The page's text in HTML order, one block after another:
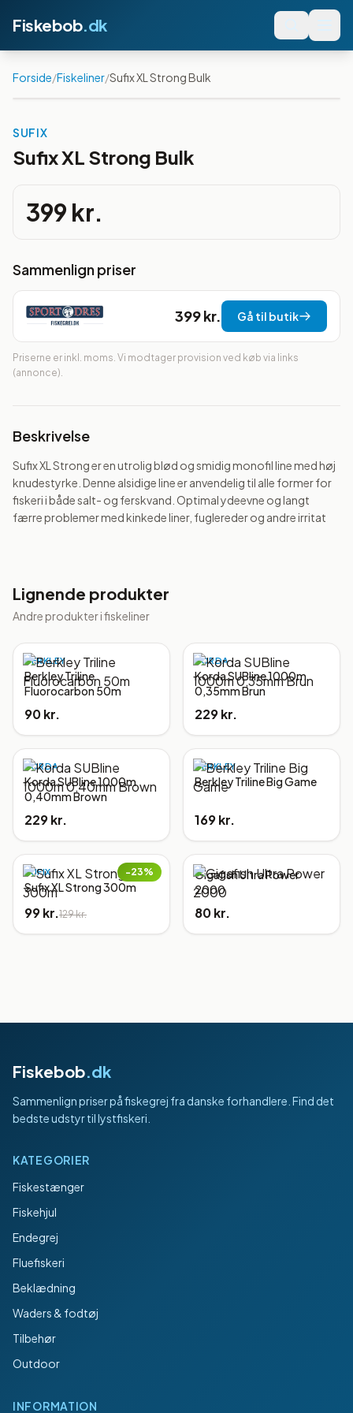
Fiskebob.dk
Forside/Fiskeliner/Sufix XL Strong Bulk
SUFIX
Sufix XL Strong Bulk
399 kr.
Sammenlign priser
399 kr. Gå til butik
Priserne er inkl. moms. Vi modtager provision ved køb via links
(annonce).
Beskrivelse
Sufix XL Strong er en utrolig blød og smidig monofil line med høj
knudestyrke. Denne alsidige line er anvendelig til alle former for
fiskeri i både salt- og ferskvand. Optimal ydeevne og langt
færre problemer med kinkede liner, fuglereder og andre irritat
Lignende produkter
Andre produkter ifiskeliner
BERKLEY
Berkley Triline
Fluorocarbon 50m
90 kr.
KORDA
Korda SUBline 1000m
0,35mm Brun
229 kr.
KORDA
Korda SUBline 1000m
0,40mm Brown
229 kr.
BERKLEY
Berkley Triline Big Game
169 kr.
−23%
SUFIX
Sufix XL Strong 300m
99 kr.129 kr.
Gigafish Ultra Power
2000
80 kr.
Fiskebob.dk
Sammenlign priser på fiskegrej fra danske forhandlere. Find det
bedste udstyr til lystfiskeri.
KATEGORIER
Fiskestænger
Fiskehjul
Endegrej
Fluefiskeri
Beklædning
Waders & fodtøj
Tilbehør
Outdoor
INFORMATION